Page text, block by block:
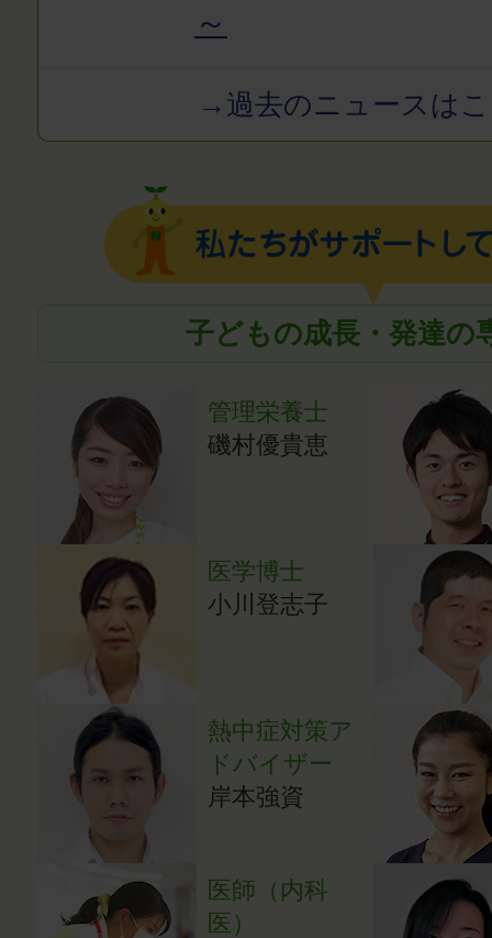
～
→過去のニュースは
子どもの成長・発達の
管理栄養士
磯村優貴恵
医学博士
小川登志子
熱中症対策ア
ドバイザー
岸本強資
医師（内科
医）